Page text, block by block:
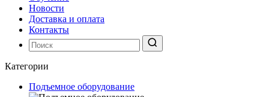
Новости
Доставка и оплата
Контакты
Категории
Подъемное оборудование